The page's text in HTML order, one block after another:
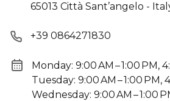
65013 Città Sant’angelo -
+39 0864271830
Monday: 9:00 AM – 1:00 PM,
Tuesday: 9:00 AM – 1:00 PM,
Wednesday: 9:00 AM – 1:00